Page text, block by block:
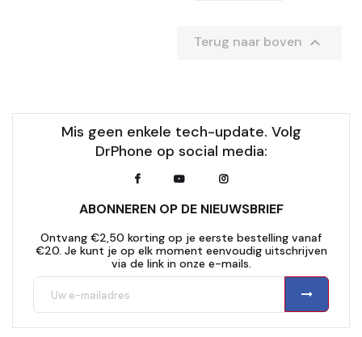
Terug naar boven 
Mis geen enkele tech-update. Volg
DrPhone op social media:
ABONNEREN OP DE NIEUWSBRIEF
Ontvang €2,50 korting op je eerste bestelling vanaf
€20. Je kunt je op elk moment eenvoudig uitschrijven
via de link in onze e-mails.